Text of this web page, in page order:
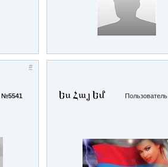
#
№5541 Пользователь